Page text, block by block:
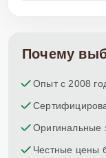
Почему
Опыт с 2008
Оригинальные
Честные цены